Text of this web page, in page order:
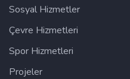
Sosyal Hizmetler
Çevre Hizmetleri
Spor Hizmetleri
Projeler